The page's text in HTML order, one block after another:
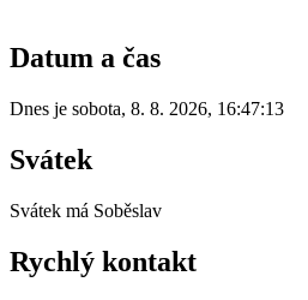
Datum a čas
Dnes je sobota, 8. 8. 2026, 16:47:13
Svátek
Svátek má Soběslav
Rychlý kontakt